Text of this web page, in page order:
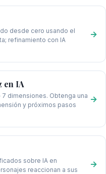
desde cero usando el
refinamiento con IA
→
en IA
dimensiones. Obtenga una
y próximos pasos
→
sobre IA en
reaccionan a sus
→